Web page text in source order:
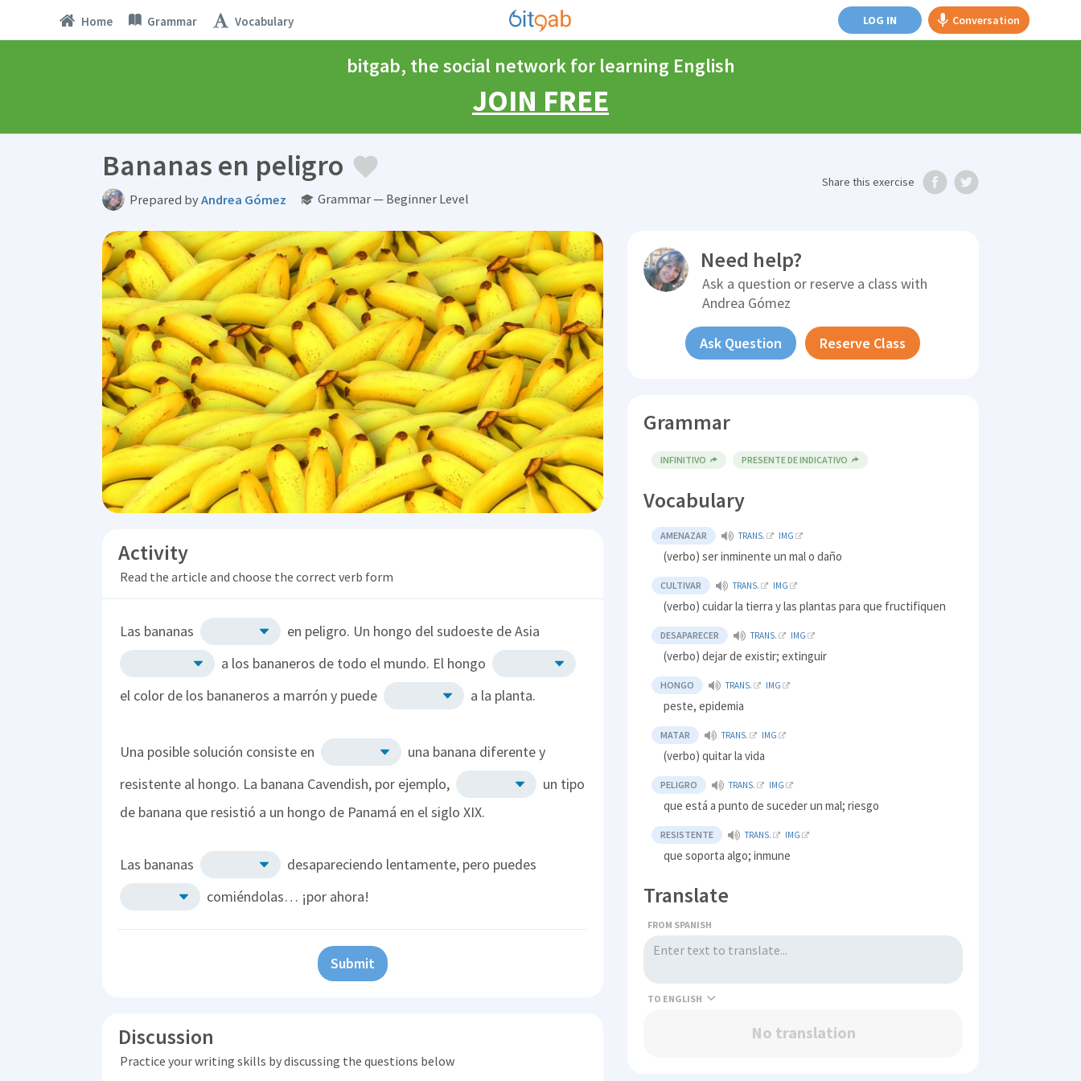
Home Grammar Vocabulary LOG IN Conversation
bitgab, the social network for learning English
JOIN FREE
Bananas en peligro
Prepared byAndrea Gómez Grammar — Beginner Level
Share this exercise
Activity
Read the article and choose the correct verb form
Las bananas
en peligro. Un hongo del sudoeste de Asia
a los bananeros de todo el mundo. El hongo
el color de los bananeros a marrón y puede
a la planta.
Una posible solución consiste en
una banana diferente y
resistente al hongo. La banana Cavendish, por ejemplo,
un tipo
de banana que resistió a un hongo de Panamá en el siglo XIX.
Las bananas
desapareciendo lentamente, pero puedes
comiéndolas… ¡por ahora!
Submit
Discussion
Practice your writing skills by discussing the questions below
Need help?
Ask a question or reserve a class with
Andrea Gómez
Ask Question Reserve Class
Grammar
INFINITIVO PRESENTE DE INDICATIVO
Vocabulary
AMENAZAR TRANS. IMG
(verbo) ser inminente un mal o daño
CULTIVAR TRANS. IMG
(verbo) cuidar la tierra y las plantas para que fructifiquen
DESAPARECER TRANS. IMG
(verbo) dejar de existir; extinguir
HONGO TRANS. IMG
peste, epidemia
MATAR TRANS. IMG
(verbo) quitar la vida
PELIGRO TRANS. IMG
que está a punto de suceder un mal; riesgo
RESISTENTE TRANS. IMG
que soporta algo; inmune
Translate
FROM SPANISH
TO
No translation